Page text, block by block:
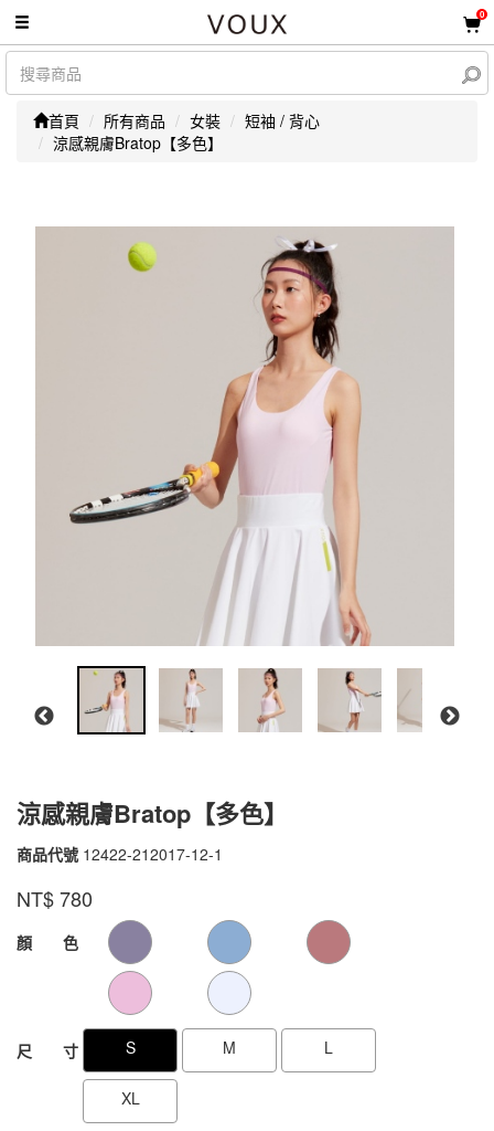
0
首頁 所有商品 女裝
短袖 / 背心
涼感親膚Bratop【多色】
涼感親膚Bratop【多色】
商品代號 12422-212017-12-1
12422-
12-
品牌 VOUX
NT$780
GOODS000000000000000105358
顏 色
尺 寸 S M L
XL